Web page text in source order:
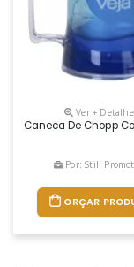
Ver +
Caneca De Chopp
Por: Still
ORÇAR